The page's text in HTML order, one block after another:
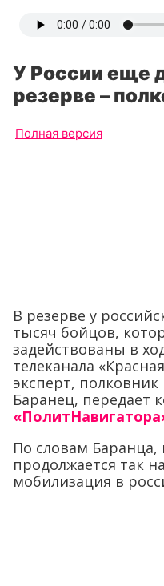
У России еще
резерве –
Полная версия
В резерве у
тысяч бойцов,
задействованы в
телеканала
эксперт, полковник
Баранец, передает
По словам Баранца,
продолжается так
мобилизация в